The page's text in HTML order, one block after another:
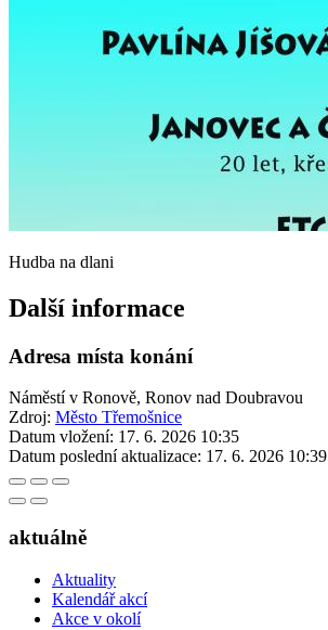
Hudba na dlani
Další informace
Adresa místa konání
Náměstí v Ronově, Ronov nad Doubravou
Zdroj: Město Třemošnice
Datum vložení: 17. 6. 2026 10:35
Datum poslední aktualizace: 17. 6. 2026 10:39
aktuálně
Aktuality
Kalendář akcí
Akce v okolí